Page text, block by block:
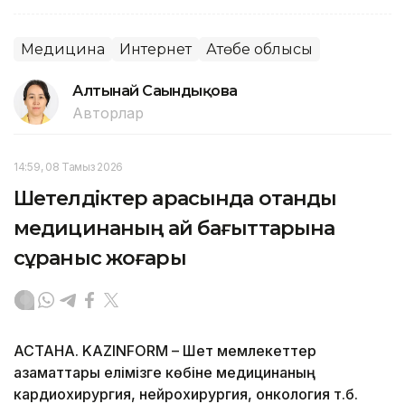
Медицина Интернет Ақтөбе облысы
Алтынай Сағындықова
Авторлар
14:59, 08 Тамыз 2026
Шетелдіктер арасында отандық
медицинаның қай бағыттарына
сұраныс жоғары
АСТАНА. KAZINFORM – Шет мемлекеттер
азаматтары елімізге көбіне медицинаның
кардиохирургия, нейрохирургия, онкология т.б.